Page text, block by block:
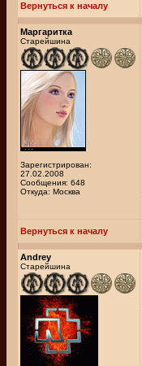
Вернуться к началу
Маргаритка
Старейшина
Зарегистрирован:
27.02.2008
Сообщения: 648
Откуда: Москва
Вернуться к началу
Andrey
Старейшина